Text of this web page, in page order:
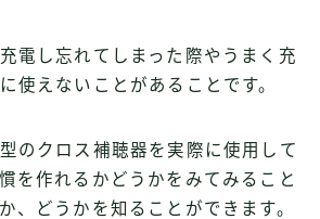
電し忘れてしまった際やうまく充
使えないことがあることです。
のクロス補聴器を実際に使用して
を作れるかどうかをみてみること
、どうかを知ることができます。